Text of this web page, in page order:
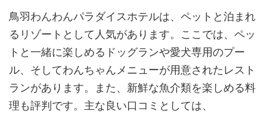
鳥羽わんわんパラダイスホテルは、ペットと泊まれ
るリゾートとして人気があります。ここでは、ペッ
トと一緒に楽しめるドッグランや愛犬専用のプー
ル、そしてわんちゃんメニューが用意されたレスト
ランがあります。また、新鮮な魚介類を楽しめる料
理も評判です。主な良い口コミとしては、